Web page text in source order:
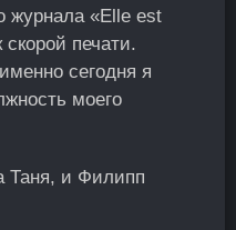
журнала «Elle est
печати.
сегодня я
моего
Таня, и Филипп